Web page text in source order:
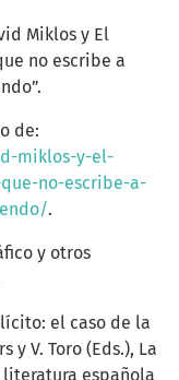
Miklos y El
no escribe a
de:
miklos-y-el-
no-escribe-a-
.
y otros
el caso de la
y V. Toro (Eds.), La
española